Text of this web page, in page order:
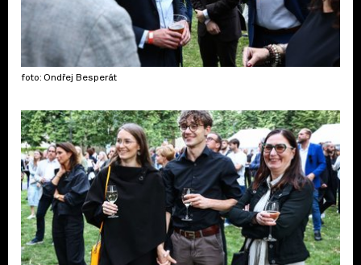
foto: Ondřej Besperát